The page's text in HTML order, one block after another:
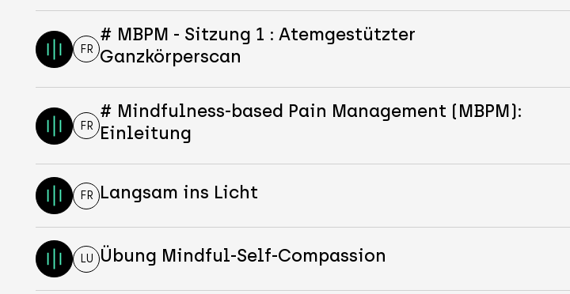
FR
# MBPM - Sitzung 1 : Atemgestützter
Ganzkörperscan
FR
# Mindfulness-based Pain Management (MBPM):
Einleitung
FR Langsam ins Licht
LU Übung Mindful-Self-Compassion